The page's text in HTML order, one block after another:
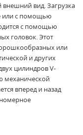
вид. Загрузка
или с помощью
с помощью
головок. Этот
или
и других
цилиндров V-
механической
вперед и назад